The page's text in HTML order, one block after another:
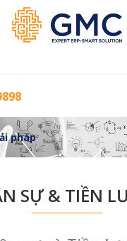
pháp
SỰ & TIỀN